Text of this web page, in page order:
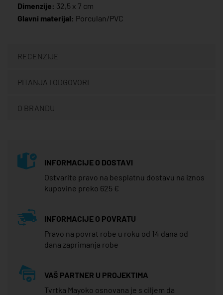
Dimenzije: 32,5 x 7 cm
Glavni materijal: Porculan/PVC
RECENZIJE
PITANJA I ODGOVORI
O BRANDU
INFORMACIJE O DOSTAVI
Ostvarite pravo na besplatnu dostavu na iznos
kupovine preko 625 €
INFORMACIJE O POVRATU
Pravo na povrat robe u roku od 14 dana od
dana zaprimanja robe
VAŠ PARTNER U PROJEKTIMA
Tvrtka Mayoko osnovana je s ciljem da